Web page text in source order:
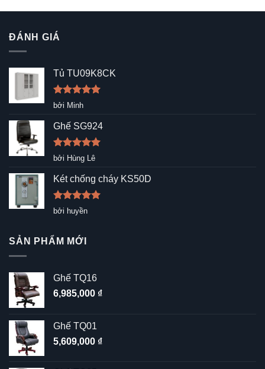
ĐÁNH GIÁ
Tủ TU09K8CK
Được xếp
sao
bởi Minh
Ghế SG924
Được xếp
5
sao
bởi Hùng Lê
Két chống cháy KS50D
Được xếp
hạng5
bởi huyền
SẢN PHẨM MỚI
Ghế TQ16
6,985,000 ₫
Ghế TQ01
5,609,000 ₫